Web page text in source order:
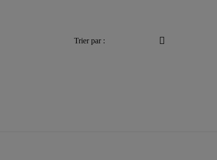
Trier par :